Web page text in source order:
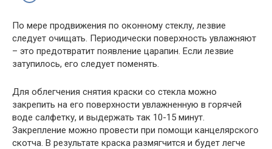
По мере продвижения по оконному стеклу, лезвие
следует очищать. Периодически поверхность увлажняют
– это предотвратит появление царапин. Если лезвие
затупилось, его следует поменять.
Для облегчения снятия краски со стекла можно
закрепить на его поверхности увлажненную в горячей
воде салфетку, и выдержать так 10-15 минут.
Закрепление можно провести при помощи канцелярского
скотча. В результате краска размягчится и будет легче